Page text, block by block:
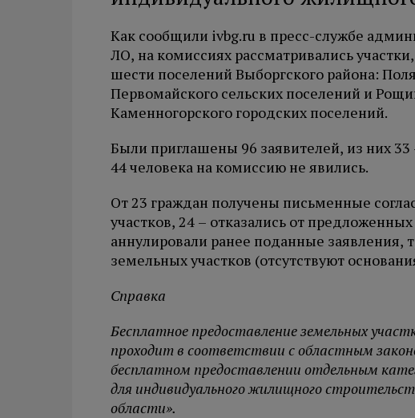
Как сообщили ivbg.ru в пресс-службе
ЛО, на комиссиях рассматривались
шести поселений Выборгского района:
Первомайского сельских поселений и
Каменногорского городских поселений.
Были приглашены 96 заявителей, из них
44 человека на комиссию не явились.
От 23 граждан получены письменные
участков, 24 – отказались от
аннулировали ранее поданные заявления,
земельных участков (отсутствуют
Справка
Бесплатное предоставление земельных
проходит в соответствии с областным
бесплатном предоставлении отдельным
для индивидуального жилищного
области».